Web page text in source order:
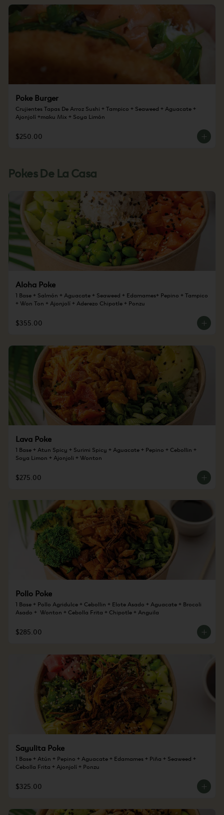
Poke Burger
Crujientes Tapas De Arroz Sushi + Tampico + Seaweed + Aguacate +
Ajonjolí +maku Mix + Soya Limón
$250.00
Pokes De La Casa
Aloha Poke
1 Base + Salmón + Aguacate + Seaweed + Edamames+ Pepino + Tampico
+ Won Ton + Ajonjolí + Aderezo Chipotle + Ponzu
$355.00
Lava Poke
1 Base + Atun Spicy + Surimi Spicy + Aguacate + Pepino + Cebollin +
Soya Limon + Ajonjoli + Wonton
$275.00
Pollo Poke
1 Base + Pollo Agridulce + Cebollin + Elote Asado + Aguacate + Brocoli
Asado +  Wonton + Cebolla Frita + Chipotle + Anguila
$285.00
Sayulita Poke
1 Base + Atún + Pepino + Aguacate + Edamames + Piña + Seaweed +
Cebolla Frita + Ajonjolí + Ponzu
$325.00